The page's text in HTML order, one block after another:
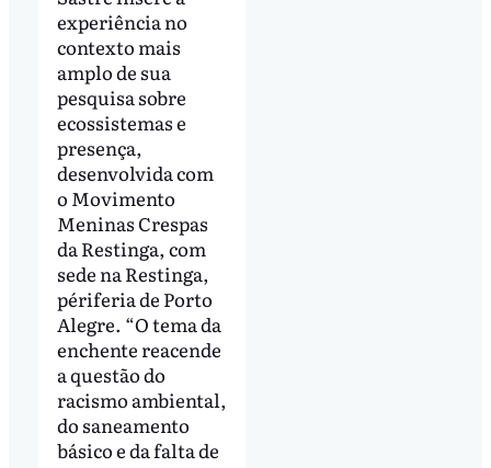
experiência no
contexto mais
amplo de sua
pesquisa sobre
ecossistemas e
presença,
desenvolvida com
o Movimento
Meninas Crespas
da Restinga, com
sede na Restinga,
périferia de Porto
Alegre. “O tema da
enchente reacende
a questão do
racismo ambiental,
do saneamento
básico e da falta de